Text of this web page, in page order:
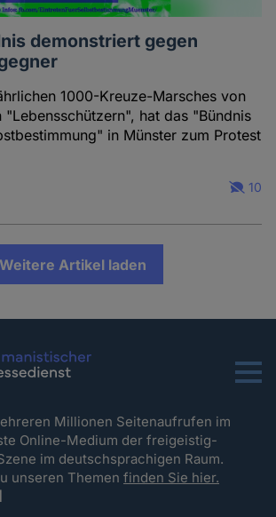
demonstriert gegen
1000-Kreuze-Marsches von
"Lebensschützern", hat das "Bündnis
in Münster zum Protest
10
Weitere Artikel laden
Menu
Millionen Seitenaufrufen im
Online-Medium der freigeistig-
im deutschsprachigen Raum.
unseren Themenfinden Sie hier.